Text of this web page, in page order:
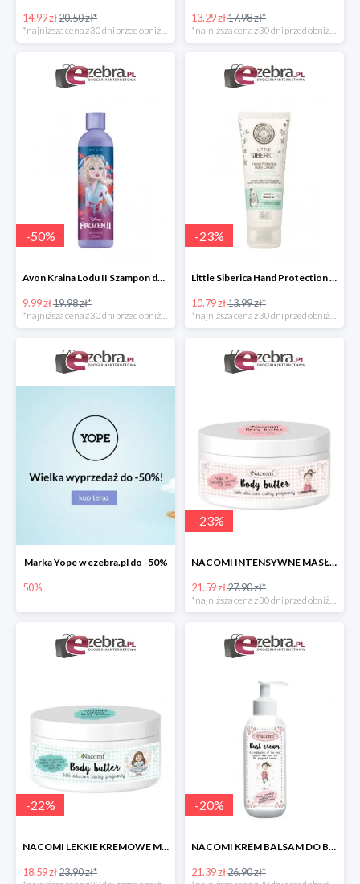
14.99 zł20.50 zł*
*najniższa cena z 30 dni przed obniżką
13.29 zł17.98 zł*
*najniższa cena z 30 dni przed obniżką
-50%
Avon Kraina Lodu II Szampon do włosów dla dzieci
9.99 zł19.98 zł*
-23%
Little Siberica Hand Protection Baby Cream Natura Siberica ochronny krem do rąk dla dziec
10.79 zł13.99 zł*
Marka Yope w ezebra.pl do -50%
50%
-23%
NACOMI INTENSYWNE MASŁO DLA KOBIET W CIĄŻY
21.59 zł27.90 zł*
-22%
NACOMI LEKKIE KREMOWE MASŁO DLA KOBIET W CIĄŻY
18.59 zł23.90 zł*
-20%
NACOMI KREM BALSAM DO BIUSTU DLA KOBIET W CIĄŻY
21.39 zł26.90 zł*